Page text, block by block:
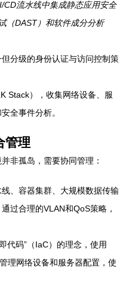
流水线中集成静态应用安全
（DAST）和软件成分分析
分级的身份认证与访问控制策
Stack），收集网络设备、服
全事件分析。
管理
非孤岛，需要协同管理：
、容器集群、大规模数据传输
过合理的VLAN和QoS策略，
代码”（IaC）的理念，使用
理网络设备和服务器配置，使